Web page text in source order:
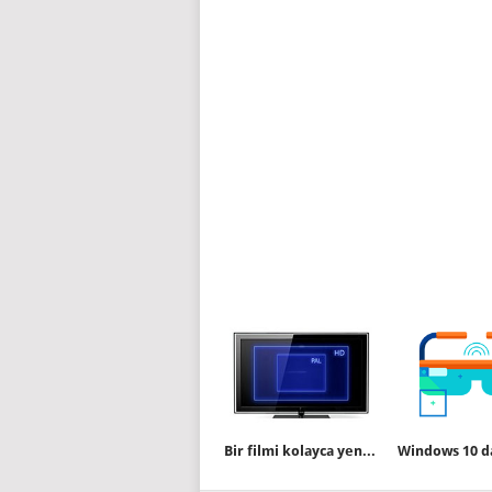
Bir filmi kolayca yeniden boyutlandırın